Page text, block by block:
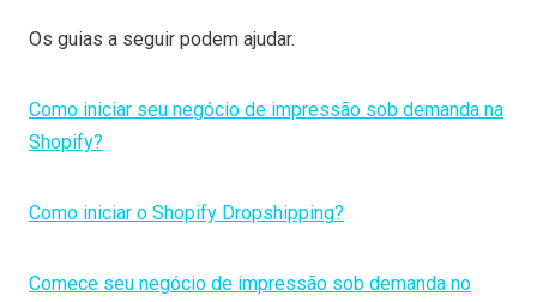
Os guias a seguir podem ajudar.
Como iniciar seu negócio de impressão sob demanda na
Shopify?
Como iniciar o Shopify Dropshipping?
Comece seu negócio de impressão sob demanda no